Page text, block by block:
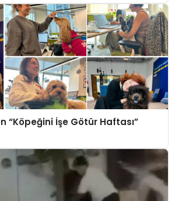
“Köpeğini İşe Götür Haftası”